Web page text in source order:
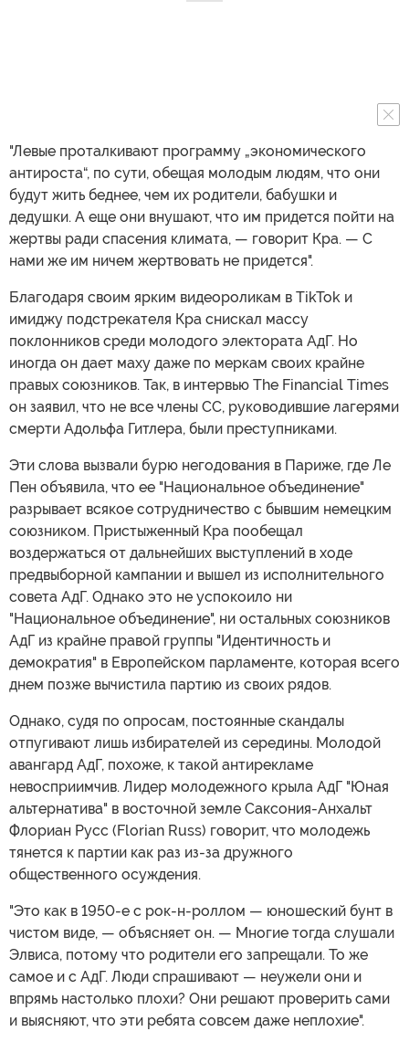
"Левые проталкивают программу „экономического
антироста“, по сути, обещая молодым людям, что они
будут жить беднее, чем их родители, бабушки и
дедушки. А еще они внушают, что им придется пойти на
жертвы ради спасения климата, — говорит Кра. — С
нами же им ничем жертвовать не придется".
Благодаря своим ярким видеороликам в TikTok и
имиджу подстрекателя Кра снискал массу
поклонников среди молодого электората АдГ. Но
иногда он дает маху даже по меркам своих крайне
правых союзников. Так, в интервью The Financial Times
он заявил, что не все члены СС, руководившие лагерями
смерти Адольфа Гитлера, были преступниками.
Эти слова вызвали бурю негодования в Париже, где Ле
Пен объявила, что ее "Национальное объединение"
разрывает всякое сотрудничество с бывшим немецким
союзником. Пристыженный Кра пообещал
воздержаться от дальнейших выступлений в ходе
предвыборной кампании и вышел из исполнительного
совета АдГ. Однако это не успокоило ни
"Национальное объединение", ни остальных союзников
АдГ из крайне правой группы "Идентичность и
демократия" в Европейском парламенте, которая всего
днем позже вычистила партию из своих рядов.
Однако, судя по опросам, постоянные скандалы
отпугивают лишь избирателей из середины. Молодой
авангард АдГ, похоже, к такой антирекламе
невосприимчив. Лидер молодежного крыла АдГ "Юная
альтернатива" в восточной земле Саксония-Анхальт
Флориан Русс (Florian Russ) говорит, что молодежь
тянется к партии как раз из-за дружного
общественного осуждения.
"Это как в 1950-е с рок-н-роллом — юношеский бунт в
чистом виде, — объясняет он. — Многие тогда слушали
Элвиса, потому что родители его запрещали. То же
самое и с АдГ. Люди спрашивают — неужели они и
впрямь настолько плохи? Они решают проверить сами
и выясняют, что эти ребята совсем даже неплохие".